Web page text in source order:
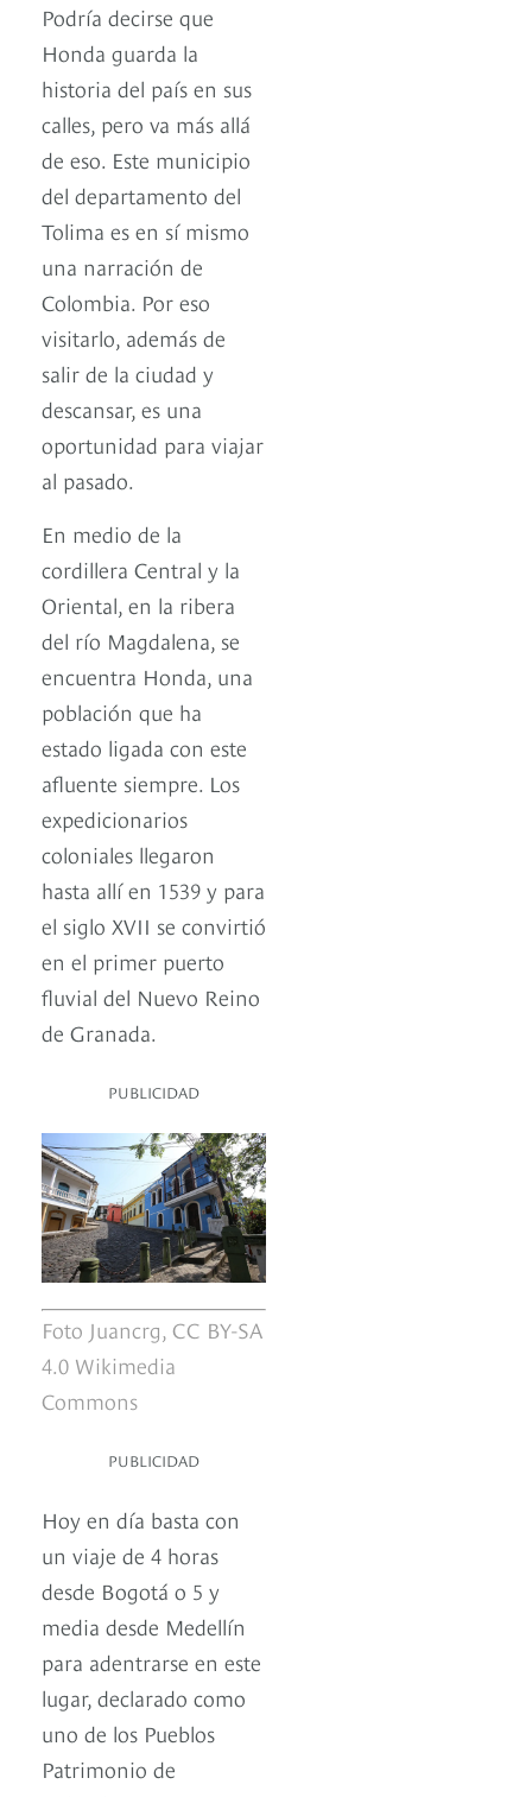
Podría decirse que
Honda guarda la
historia del país en sus
calles, pero va más allá
de eso. Este municipio
del departamento del
Tolima es en sí mismo
una narración de
Colombia. Por eso
visitarlo, además de
salir de la ciudad y
descansar, es una
oportunidad para viajar
al pasado.
En medio de la
cordillera Central y la
Oriental, en la ribera
del río Magdalena, se
encuentra Honda, una
población que ha
estado ligada con este
afluente siempre. Los
expedicionarios
coloniales llegaron
hasta allí en 1539 y para
el siglo XVII se convirtió
en el primer puerto
fluvial del Nuevo Reino
de Granada.
PUBLICIDAD
Foto Juancrg, CC BY-SA
4.0 Wikimedia
Commons
PUBLICIDAD
Hoy en día basta con
un viaje de 4 horas
desde Bogotá o 5 y
media desde Medellín
para adentrarse en este
lugar, declarado como
uno de los Pueblos
Patrimonio de